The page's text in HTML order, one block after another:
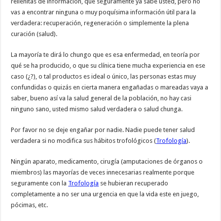
vas a encontrar ninguna o muy poquísima información útil para la
verdadera: recuperación, regeneración o simplemente la plena
curación (salud).
La mayoría te dirá lo chungo que es esa enfermedad, en teoría por
qué se ha producido, o que su clínica tiene mucha experiencia en ese
caso (¿?), o tal productos es ideal o único, las personas estas muy
confundidas o quizás en cierta manera engañadas o mareadas vaya a
saber, bueno así va la salud general de la población, no hay casi
ninguno sano, usted mismo salud verdadera o salud chunga.
Por favor no se deje engañar por nadie. Nadie puede tener salud
verdadera si no modifica sus hábitos trofológicos (Trofología).
Ningún aparato, medicamento, cirugía (amputaciones de órganos o
miembros) las mayorías de veces innecesarias realmente porque
seguramente con la Trofología se hubieran recuperado
completamente a no ser una urgencia en que la vida este en juego,
pócimas, etc.